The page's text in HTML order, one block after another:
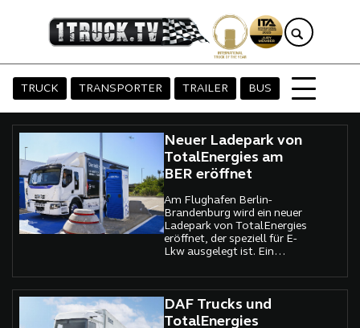
TRUCK TRANSPORTER TRAILER BUS
Neuer Ladepark von
TotalEnergies am
BER eröffnet
Am Flughafen Berlin-
Brandenburg wird ein neuer
Ladepark von TotalEnergies
eröffnet, der speziell für E-
Lkw ausgelegt ist. Ein
Elektromobilität im
Güterverkehr.
DAF Trucks und
TotalEnergies